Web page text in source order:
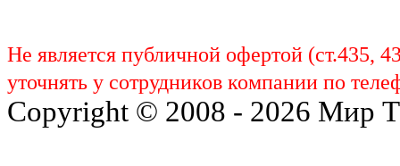
Не является публичной офертой (ст.435,
уточнять у сотрудников компании по
Copyright © 2008 - 2026 Мир